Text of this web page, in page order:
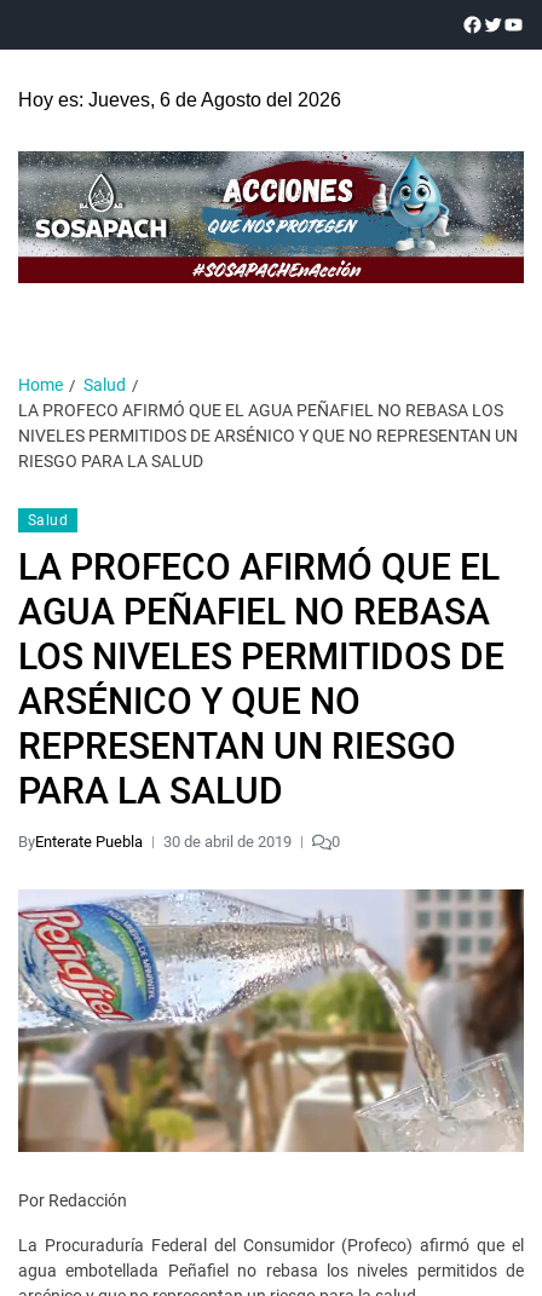
Hoy es: Jueves, 6 de Agosto del 2026
Home
Salud
LA PROFECO AFIRMÓ QUE EL AGUA PEÑAFIEL NO REBASA LOS
NIVELES PERMITIDOS DE ARSÉNICO Y QUE NO REPRESENTAN UN
RIESGO PARA LA SALUD
Salud
LA PROFECO AFIRMÓ QUE EL
AGUA PEÑAFIEL NO REBASA
LOS NIVELES PERMITIDOS DE
ARSÉNICO Y QUE NO
REPRESENTAN UN RIESGO
PARA LA SALUD
ByEnterate Puebla 30 de abril de 2019 0
Por Redacción
La Procuraduría Federal del Consumidor (Profeco) afirmó que el
agua embotellada Peñafiel no rebasa los niveles permitidos de